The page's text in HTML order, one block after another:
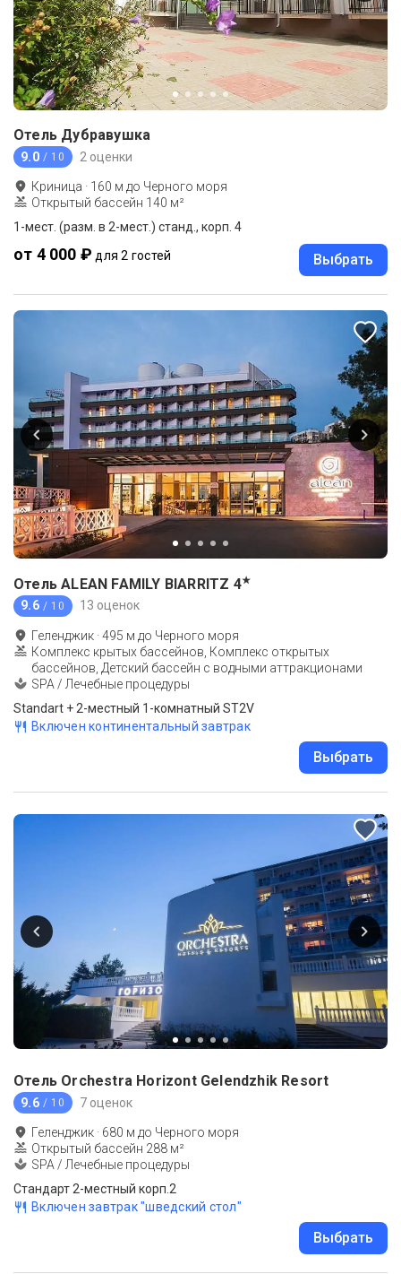
Отель Дубравушка
9.0 / 10 2 оценки
Криница · 160 м до Черного моря
Открытый бассейн 140 м²
1-мест. (разм. в 2-мест.) станд., корп. 4
от 4 000 ₽ для 2 гостей Выбрать
Отель ALEAN FAMILY BIARRITZ 4★
9.6 / 10 13 оценок
Геленджик ·495 м до Черного моря
Комплекс крытых бассейнов, Комплекс открытых
бассейнов, Детский бассейн с водными аттракционами
SPA / Лечебные процедуры
Standart + 2-местный 1-комнатный ST2V
Включен континентальный завтрак
Выбрать
Отель Orchestra Horizont Gelendzhik Resort
9.6 / 10 7 оценок
Геленджик · 680 м до Черного моря
Открытый бассейн 288 м²
SPA / Лечебные процедуры
Стандарт 2-местный корп.2
Включен завтрак "шведский стол"
Выбрать